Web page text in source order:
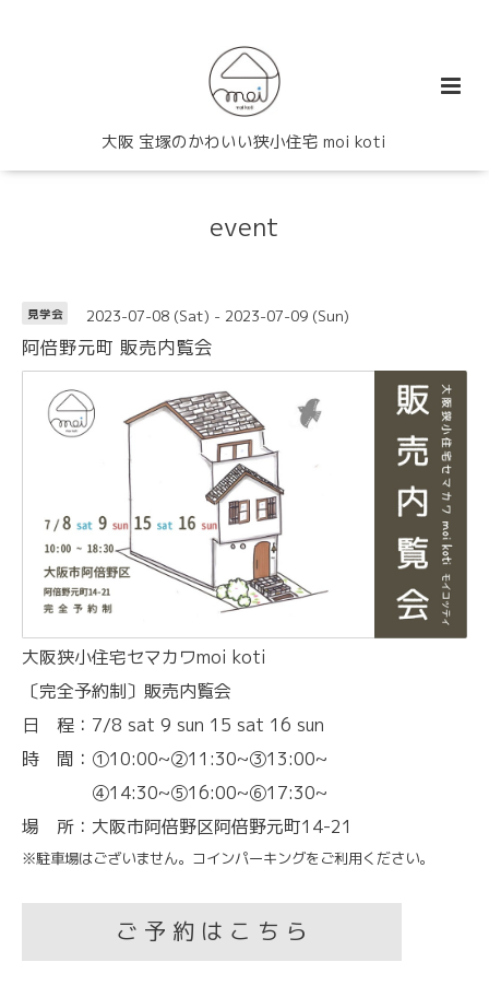
大阪 宝塚のかわいい狭小住宅 moi koti
event
見学会 2023-07-08 (Sat) - 2023-07-09 (Sun)
阿倍野元町 販売内覧会
大阪狭小住宅セマカワmoi koti
〔完全予約制〕販売内覧会
日 程：7/8 sat 9 sun 15 sat 16 sun
時 間：①10:00~②11:30~③13:00~
④14:30~⑤16:00~⑥17:30~
場 所：大阪市阿倍野区阿倍野元町14-21
※駐車場はございません。コインパーキングをご利用ください。
ご 予 約 は こ ち ら